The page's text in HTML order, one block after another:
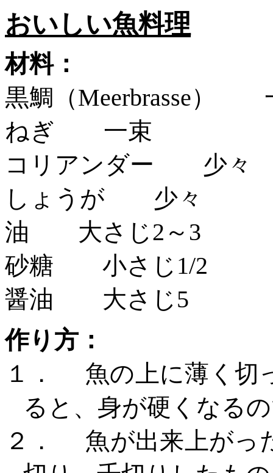
おいしい魚料理
材料：
黒鯛（Meerbrasse）
ねぎ 一束
コリアンダー 少々
しょうが 少々
油 大さじ2～3
砂糖 小さじ 1/2
醤油 大さじ 5
作り方：
１．
魚の上に薄く切
ると、身が硬くなる
２．
魚が出来上がっ